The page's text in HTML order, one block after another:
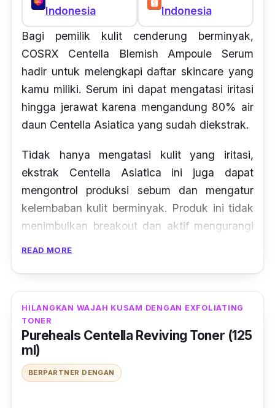
Indonesia
Indonesia
Bagi pemilik kulit cenderung berminyak,
COSRX Centella Blemish Ampoule Serum
hadir untuk melengkapi daftarskincare yang
kamu miliki. Serum ini dapat mengatasi iritasi
hingga jerawat karena mengandung 80% air
daun Centella Asiatica yang sudah diekstrak.
Tidak hanya mengatasi kulit yang iritasi,
ekstrak Centella Asiatica ini juga dapat
mengontrol produksi sebum dan mengatur
kelembaban kulit berminyak. Produk ini tidak
menimbulkan breakoutdan aktif mengurangi
READ MORE
HILANGKAN WAJAH KUSAM DENGAN EXFOLIATING
TONER
Pureheals Centella Reviving Toner (125
ml)
BERPARTNER DENGAN